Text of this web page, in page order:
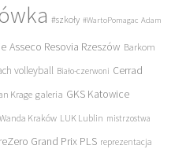
#szkoły #WartoPomagac Adam
Asseco Resovia Rzeszów Barkom
volleyball Biało-czerwoni Cerrad
Krage galeria GKS Katowice
Kraków LUK Lublin mistrzostwa
Grand Prix PLS reprezentacja